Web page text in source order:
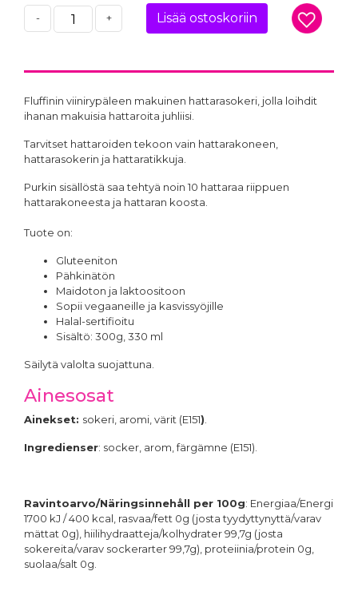
- + Lisää ostoskoriin
Fluffinin viinirypäleen makuinen hattarasokeri, jolla loihdit
ihanan makuisia hattaroita juhliisi.
Tarvitset hattaroiden tekoon vain hattarakoneen,
hattarasokerin ja hattaratikkuja.
Purkin sisällöstä saa tehtyä noin 10 hattaraa riippuen
hattarakoneesta ja hattaran koosta.
Tuote on:
Gluteeniton
Pähkinätön
Maidoton ja laktoositoon
Sopii vegaaneille ja kasvissyöjille
Halal-sertifioitu
Sisältö: 300g, 330 ml
Säilytä valolta suojattuna.
Ainesosat
Ainekset: sokeri, aromi, värit (E151)
Ingredienser: socker, arom, färgämne (E151).
Ravintoarvo/Näringsinnehåll per 100g: Energiaa/Energi
1700 kJ / 400 kcal, rasvaa/fett 0g (josta tyydyttynyttä/varav
mättat 0g), hiilihydraatteja/kolhydrater 99,7g (josta
sokereita/varav sockerarter 99,7g), proteiinia/protein 0g,
suolaa/salt 0g.